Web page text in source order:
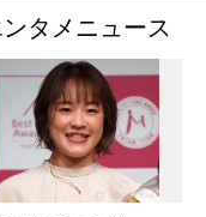
タメニュース